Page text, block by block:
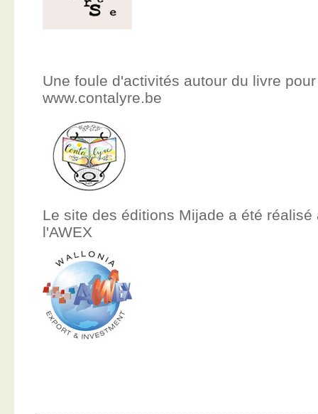
Une foule d'activités autour du livre
www.contalyre.be
Le site des éditions Mijade a été réalisé
l'AWEX